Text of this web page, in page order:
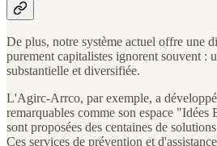
De plus, notre système actuel offre une
purement capitalistes ignorent souvent :
substantielle et diversifiée.
L'Agirc-Arrco, par exemple, a
remarquables comme son espace
sont proposées des centaines de
Ces services de prévention et